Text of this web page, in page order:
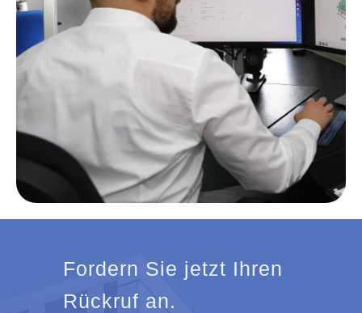
Fordern Sie jetzt Ihren
Rückruf an.